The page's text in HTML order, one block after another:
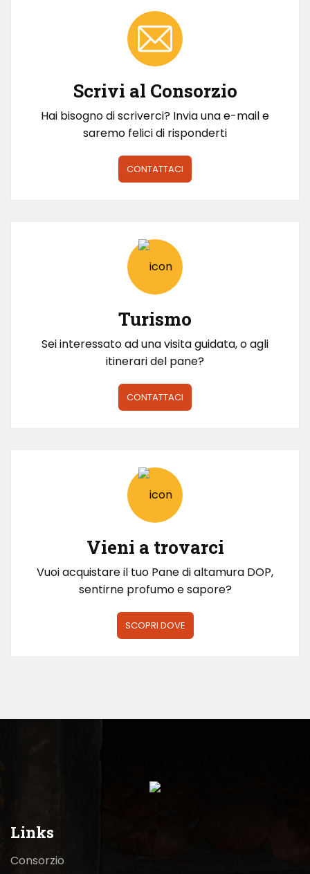
Scrivi al Consorzio
Hai bisogno di scriverci? Invia una e-mail e
saremo felici di risponderti
CONTATTACI
Turismo
Sei interessato ad una visita guidata, o agli
itinerari del pane?
CONTATTACI
Vieni a trovarci
Vuoi acquistare il tuo Pane di altamura DOP,
sentirne profumo e sapore?
SCOPRI DOVE
Links
Consorzio